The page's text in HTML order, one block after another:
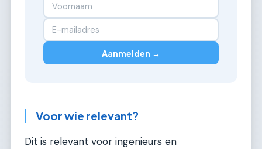
Aanmelden →
Voor wie relevant?
Dit is relevant voor ingenieurs en